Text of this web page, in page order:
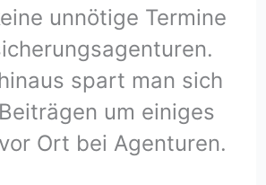
unnötige Termine
spart man sich
um einiges
Ort bei Agenturen.